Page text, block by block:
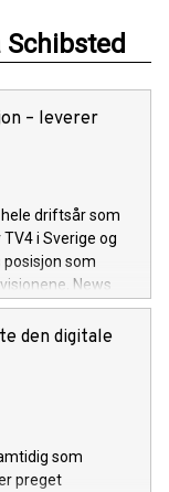
– leverer
driftsår som
i Sverige og
som
News
inntekter og
den digitale
som
preget